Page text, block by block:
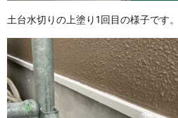
土台水切りの上塗り1回目の様子です。